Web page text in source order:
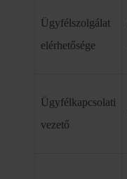
Ügyfélszolgálat
elérhetősége
Ügyfélkapcsolati
vezető